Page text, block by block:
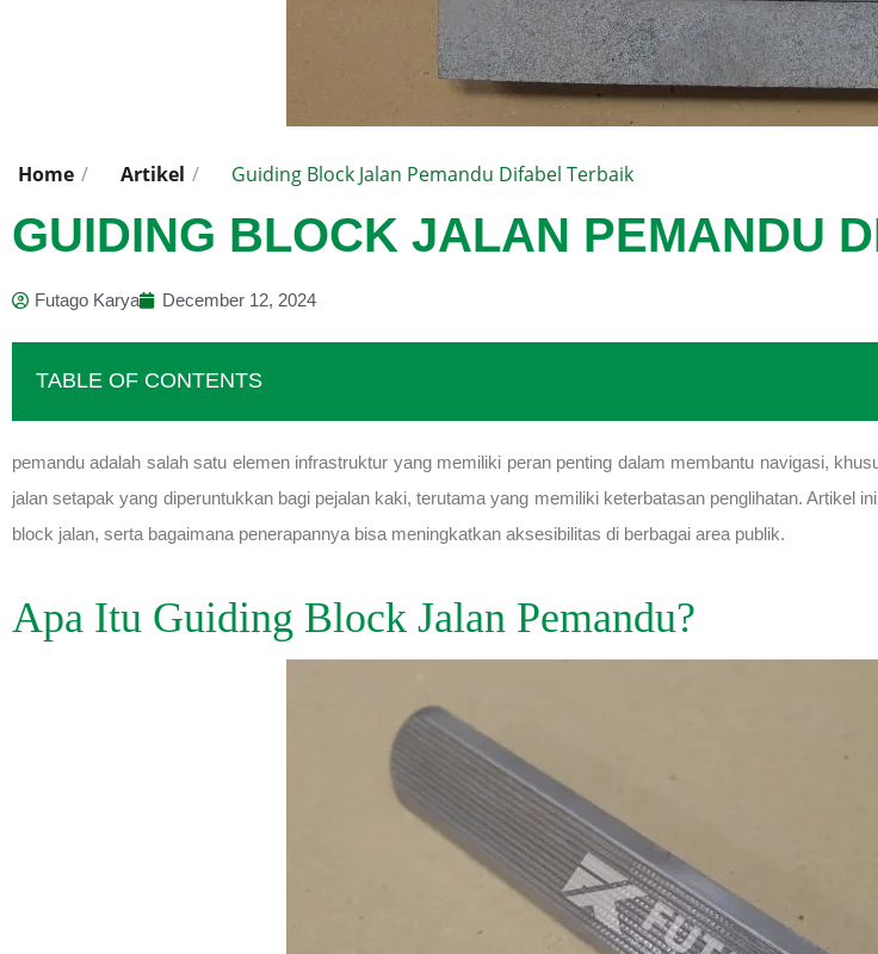
Home / Artikel / Guiding Block Jalan Pemandu Difabel Terbaik
GUIDING BLOCK JALAN PEMANDU
Futago Karya December 12, 2024
TABLE OF CONTENTS
pemandu adalah salah satu elemen infrastruktur yang memiliki peran penting dalam membantu navigasi,
jalan setapak yang diperuntukkan bagi pejalan kaki, terutama yang memiliki keterbatasan penglihatan. Artikel
block jalan, serta bagaimana penerapannya bisa meningkatkan aksesibilitas di berbagai area publik.
Apa Itu Guiding Block Jalan Pemandu?